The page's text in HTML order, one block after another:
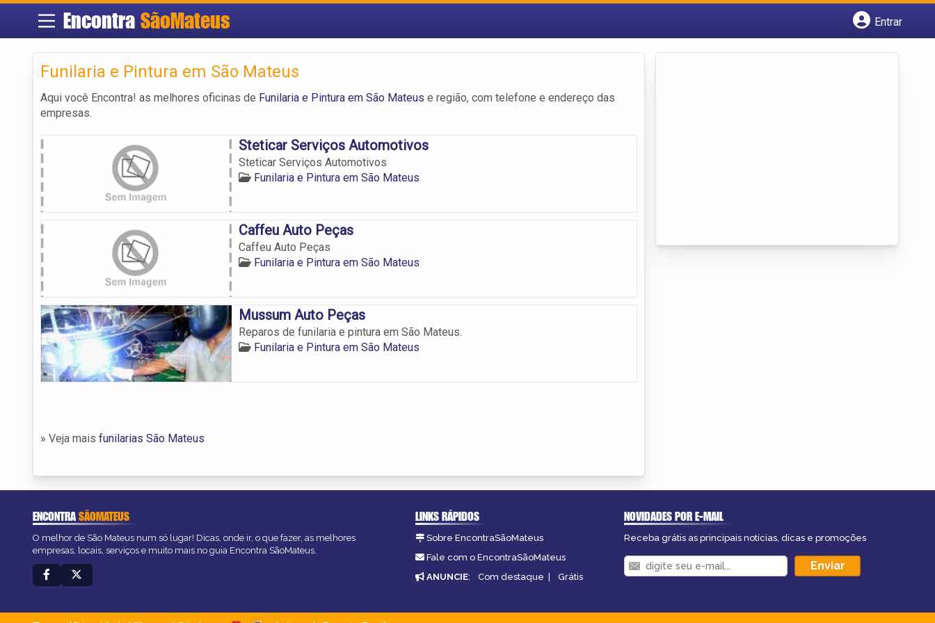
Encontra SãoMateus
Entrar
Funilaria e Pintura em São Mateus
Aqui você Encontra! as melhores oficinas de Funilaria e Pintura em São Mateus e região, com telefone e endereço das
empresas.
Steticar Serviços Automotivos
Steticar Serviços Automotivos
Funilaria e Pintura em São Mateus
Caffeu Auto Peças
Caffeu Auto Peças
Funilaria e Pintura em São Mateus
Mussum Auto Peças
Reparos de funilaria e pintura em São Mateus.
Funilaria e Pintura em São Mateus
» Veja mais funilarias São Mateus
ENCONTRASÃOMATEUS
O melhor de São Mateus num só lugar! Dicas, onde ir, o que fazer, as melhores
empresas, locais, serviços e muito mais no guia Encontra SãoMateus.
LINKS RÁPIDOS
Sobre EncontraSãoMateus
Fale com o EncontraSãoMateus
ANUNCIE: Com destaque | Grátis
NOVIDADES POR E-MAIL
Receba grátis as principais notícias, dicas e promoções